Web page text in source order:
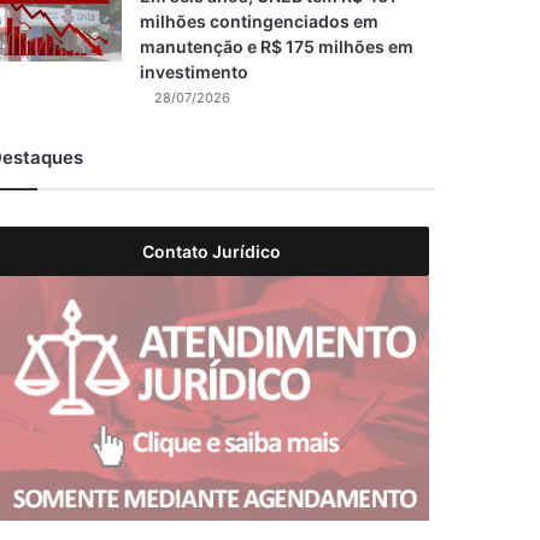
milhões contingenciados em
manutenção e R$ 175 milhões em
investimento
28/07/2026
Contato Jurídico